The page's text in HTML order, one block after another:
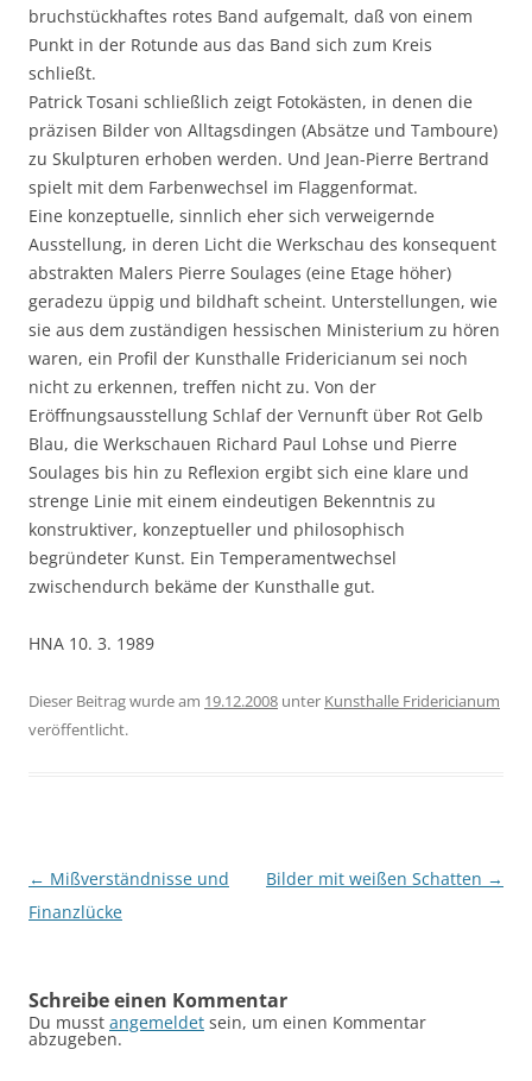
bruchstückhaftes rotes Band aufgemalt, daß von einem
Punkt in der Rotunde aus das Band sich zum Kreis
schließt.
Patrick Tosani schließlich zeigt Fotokästen, in denen die
präzisen Bilder von Alltagsdingen (Absätze und Tamboure)
zu Skulpturen erhoben werden. Und Jean-Pierre Bertrand
spielt mit dem Farbenwechsel im Flaggenformat.
Eine konzeptuelle, sinnlich eher sich verweigernde
Ausstellung, in deren Licht die Werkschau des konsequent
abstrakten Malers Pierre Soulages (eine Etage höher)
geradezu üppig und bildhaft scheint. Unterstellungen, wie
sie aus dem zuständigen hessischen Ministerium zu hören
waren, ein Profil der Kunsthalle Fridericianum sei noch
nicht zu erkennen, treffen nicht zu. Von der
Eröffnungsausstellung Schlaf der Vernunft über Rot Gelb
Blau, die Werkschauen Richard Paul Lohse und Pierre
Soulages bis hin zu Reflexion ergibt sich eine klare und
strenge Linie mit einem eindeutigen Bekenntnis zu
konstruktiver, konzeptueller und philosophisch
begründeter Kunst. Ein Temperamentwechsel
zwischendurch bekäme der Kunsthalle gut.
HNA 10. 3. 1989
Dieser Beitrag wurde am 19.12.2008 unter Kunsthalle Fridericianum
veröffentlicht.
Beitragsnavigation
← Mißverständnisse und
Finanzlücke
Bilder mit weißen Schatten →
Schreibe einen Kommentar
Du musst angemeldet sein, um einen Kommentar
abzugeben.